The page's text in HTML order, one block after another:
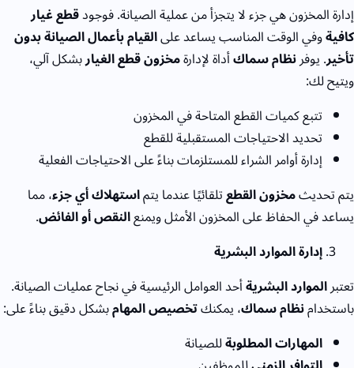
إدارة المخزون هي جزء لا يتجزأ من عملية الصيانة. فوجودقطع غيار
كافيةوفي الوقت المناسب يساعد علىالقيام بأعمال الصيانة بدون
تأخير. يوفرنظام سماكأداة لإدارةمخزون قطع الغياربشكل آلي،
ويتيح لك:
تتبع كميات القطع المتاحة في المخزون
تحديد الاحتياجات المستقبلية للقطع
إدارة أوامر الشراء للمستلزمات بناءً على الاحتياجات الفعلية
يتم تحديثمخزون القطعتلقائيًا عندما يتماستهلاك أي جزء، مما
يساعد في الحفاظ على المخزون الأمثل ويمنعالنقص أو الفائض.
إدارة الموارد البشرية
تعتبرالموارد البشريةأحد العوامل الرئيسية في نجاح عمليات الصيانة.
باستخدامنظام سماك، يمكنكتخصيص المهامبشكل دقيق بناءً على:
المهارات المطلوبةللصيانة